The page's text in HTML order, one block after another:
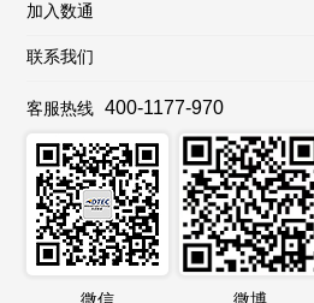
加入数通
联系我们
客服热线 400-1177-970